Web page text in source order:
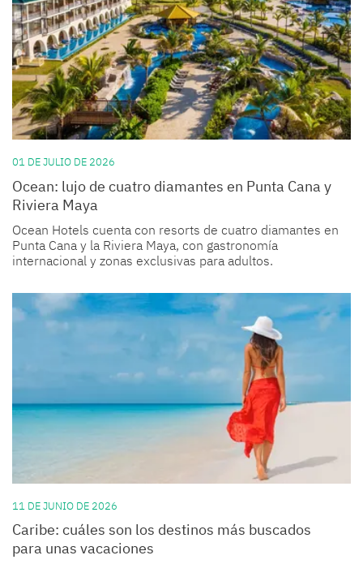
01 DE JULIO DE 2026
Ocean: lujo de cuatro diamantes en Punta Cana y
Riviera Maya
Ocean Hotels cuenta con resorts de cuatro diamantes en
Punta Cana y la Riviera Maya, con gastronomía
internacional y zonas exclusivas para adultos.
11 DE JUNIO DE 2026
Caribe: cuáles son los destinos más buscados
para unas vacaciones